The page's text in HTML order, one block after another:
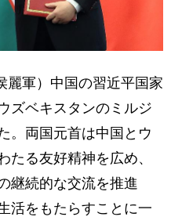
麗軍）中国の習近平国家
ズベキスタンのミルジ
。両国元首は中国とウ
たる友好精神を広め、
継続的な交流を推進
活をもたらすことに一